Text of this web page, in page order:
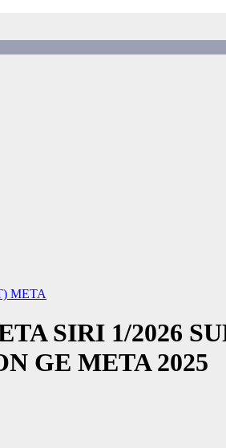
META
SIRI 1/2026
GE META 2025